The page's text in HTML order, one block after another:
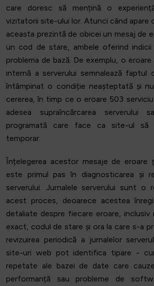
care doresc să mențină o
vizitatorii site-ului lor. Atunci când apare
aceasta prezintă de obicei un mesaj de
un cod de stare, ambele oferind indicii
problema de bază. De exemplu, o
internă a serverului semnalează faptul
întâmpinat o condiție neașteptată și
cererea, în timp ce o eroare 503
adesea supraîncărcarea serverului
programată care face ca site-ul să
temporar.
Înțelegerea acestor mesaje de eroare
este primul pas în diagnosticarea și
serverului. Jurnalele serverului sunt o
acest proces, deoarece acestea
detaliate despre fiecare eroare, inclusiv
exact, codul de stare și ora la care s-a
revizuirea periodică a jurnalelor
site-uri web pot identifica tipare -
repetate ale bazei de date care
performanță sau probleme de